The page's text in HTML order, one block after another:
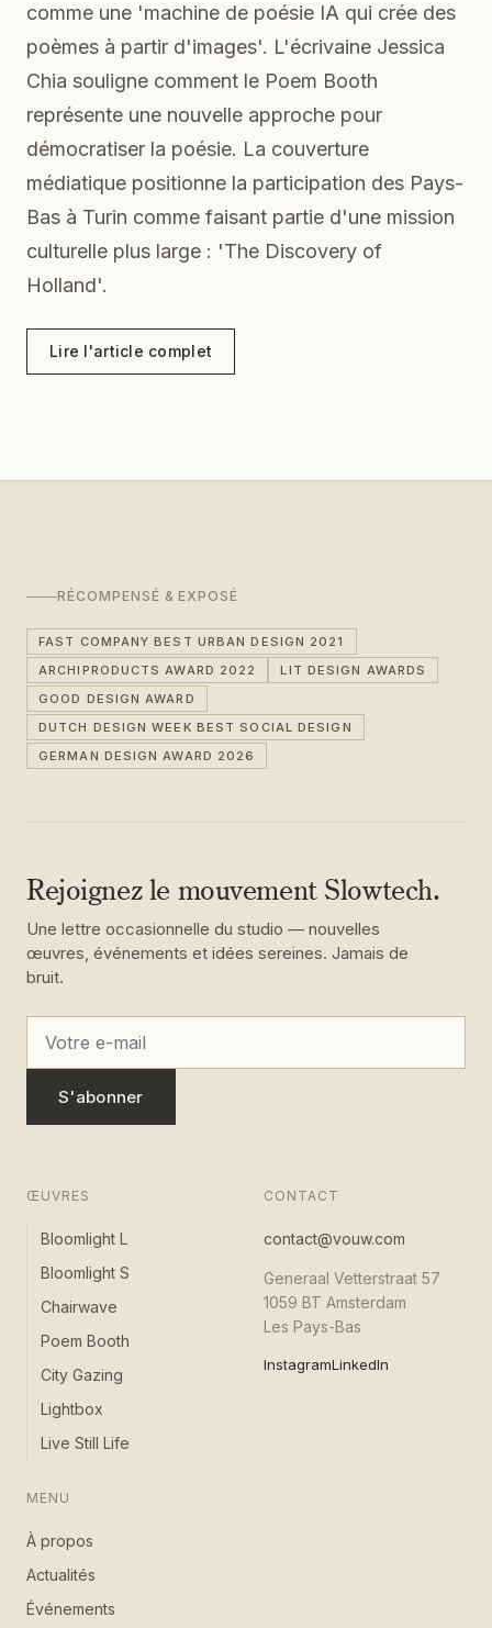
comme une 'machine de poésie IA qui crée des
poèmes à partir d'images'. L'écrivaine Jessica
Chia souligne comment le Poem Booth
représente une nouvelle approche pour
démocratiser la poésie. La couverture
médiatique positionne la participation des Pays-
Bas à Turin comme faisant partie d'une mission
culturelle plus large : 'The Discovery of
Holland'.
Lire l'article complet
RÉCOMPENSÉ & EXPOSÉ
FAST COMPANY BEST URBAN DESIGN 2021
ARCHIPRODUCTS AWARD 2022
LIT DESIGN AWARDS
GOOD DESIGN AWARD
DUTCH DESIGN WEEK BEST SOCIAL DESIGN
GERMAN DESIGN AWARD 2026
Rejoignez le mouvement Slowtech.
Une lettre occasionnelle du studio — nouvelles
œuvres, événements et idées sereines. Jamais de
bruit.
S'abonner
ŒUVRES
Bloomlight L
Bloomlight S
Chairwave
Poem Booth
City Gazing
Lightbox
Live Still Life
MENU
À propos
Actualités
Événements
CONTACT
contact@vouw.com
Generaal Vetterstraat 57
1059 BT Amsterdam
Les Pays-Bas
InstagramLinkedIn